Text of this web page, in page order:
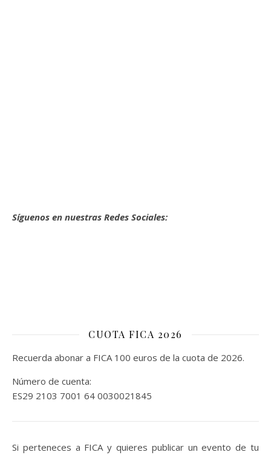
Síguenos en nuestras Redes Sociales:
CUOTA FICA 2026
Recuerda abonar a FICA 100 euros de la cuota de 2026.
Número de cuenta:
ES29 2103 7001 64 0030021845
Si perteneces a FICA y quieres publicar un evento de tu